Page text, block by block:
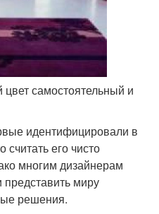
самостоятельный и
идентифицировали в
считать его чисто
многим дизайнерам
представить миру
решения.